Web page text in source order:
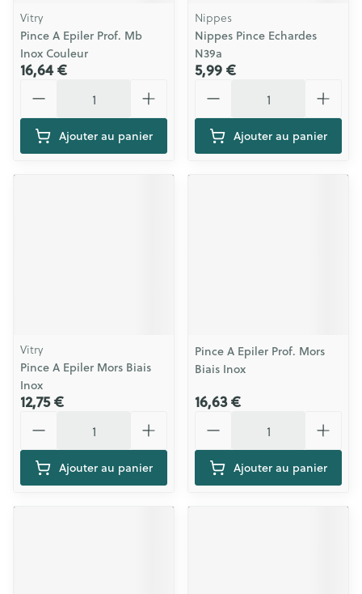
Vitry
Pince A Epiler Prof. Mb
Inox Couleur
16,64 €
Ajouter au panier
Nippes
Nippes Pince Echardes
N39a
5,99 €
Ajouter au panier
Vitry
Pince A Epiler Mors Biais
Inox
12,75 €
Ajouter au panier
Pince A Epiler Prof. Mors
Biais Inox
16,63 €
Ajouter au panier